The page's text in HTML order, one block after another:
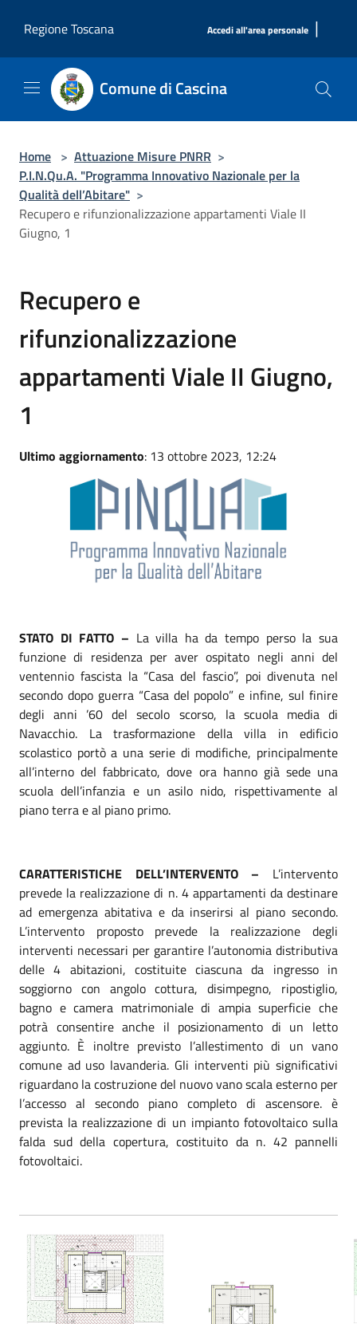
Regione Toscana
Accedi all'area personale |
Comune di Cascina
Home > Attuazione Misure PNRR >
P.I.N.Qu.A. "Programma Innovativo Nazionale per la
Qualità dell’Abitare" >
Recupero e rifunzionalizzazione appartamenti Viale II
Giugno, 1
Recupero e
rifunzionalizzazione
appartamenti Viale II Giugno,
1
Ultimo aggiornamento: 13 ottobre 2023, 12:24
STATO DI FATTO – La villa ha da tempo perso la sua
funzione di residenza per aver ospitato negli anni del
ventennio fascista la “Casa del fascio”, poi divenuta nel
secondo dopo guerra “Casa del popolo” e infine, sul finire
degli anni ’60 del secolo scorso, la scuola media di
Navacchio. La trasformazione della villa in edificio
scolastico portò a una serie di modifiche, principalmente
all’interno del fabbricato, dove ora hanno già sede una
scuola dell’infanzia e un asilo nido, rispettivamente al
piano terra e al piano primo.
CARATTERISTICHE DELL’INTERVENTO – L’intervento
prevede la realizzazione di n. 4 appartamenti da destinare
ad emergenza abitativa e da inserirsi al piano secondo.
L’intervento proposto prevede la realizzazione degli
interventi necessari per garantire l’autonomia distributiva
delle 4 abitazioni, costituite ciascuna da ingresso in
soggiorno con angolo cottura, disimpegno, ripostiglio,
bagno e camera matrimoniale di ampia superficie che
potrà consentire anche il posizionamento di un letto
aggiunto. È inoltre previsto l’allestimento di un vano
comune ad uso lavanderia. Gli interventi più significativi
riguardano la costruzione del nuovo vano scala esterno per
l’accesso al secondo piano completo di ascensore. è
prevista la realizzazione di un impianto fotovoltaico sulla
falda sud della copertura, costituito da n. 42 pannelli
fotovoltaici.